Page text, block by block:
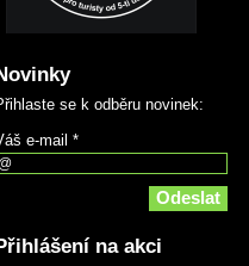
se k odběru novinek:
e-mail *
na akci